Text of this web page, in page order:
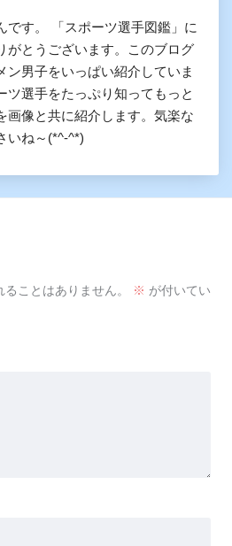
です。 「スポーツ選手図鑑」に
がとうございます。このブログ
ン男子をいっぱい紹介していま
ツ選手をたっぷり知ってもっと
画像と共に紹介します。気楽な
いね～(*^-^*)
ことはありません。 ※ が付いてい